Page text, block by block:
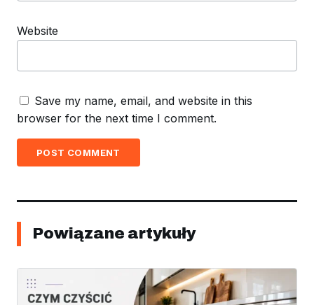
Website
Save my name, email, and website in this
browser for the next time I comment.
POST COMMENT
Powiązane artykuły